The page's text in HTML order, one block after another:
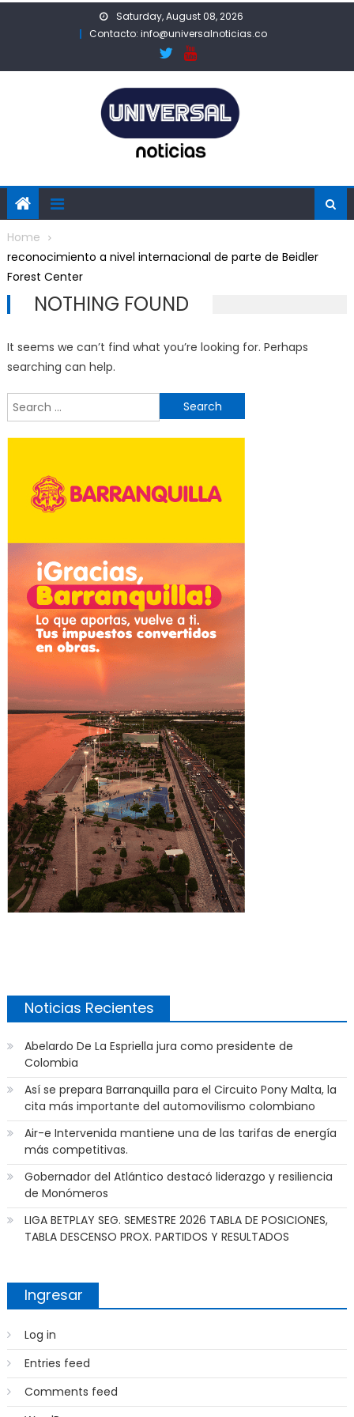
Saturday, August 08, 2026
Contacto: info@universalnoticias.co
Home
reconocimiento a nivel internacional de parte de Beidler
Forest Center
NOTHING FOUND
It seems we can’t find what you’re looking for. Perhaps
searching can help.
for:
Noticias Recientes
Abelardo De La Espriella jura como presidente de
Colombia
Así se prepara Barranquilla para el Circuito Pony Malta, la
cita más importante del automovilismo colombiano
Air-e Intervenida mantiene una de las tarifas de energía
más competitivas.
Gobernador del Atlántico destacó liderazgo y resiliencia
de Monómeros
LIGA BETPLAY SEG. SEMESTRE 2026 TABLA DE POSICIONES,
TABLA DESCENSO PROX. PARTIDOS Y RESULTADOS
Ingresar
Log in
Entries feed
Comments feed